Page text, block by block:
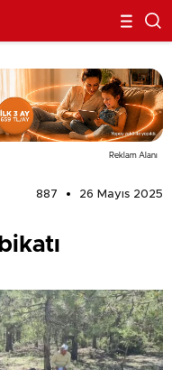
Reklam Alanı
887
26 Mayıs 2025